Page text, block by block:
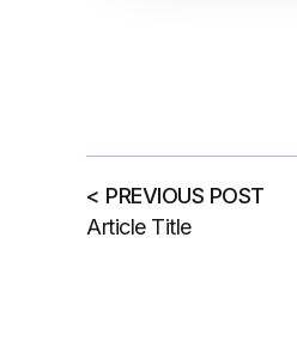
< PREVIOUS POST
Article Title